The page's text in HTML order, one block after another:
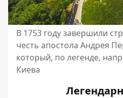
В 1753 году завершили
честь апостола Андрея
который, по легенде,
Киева